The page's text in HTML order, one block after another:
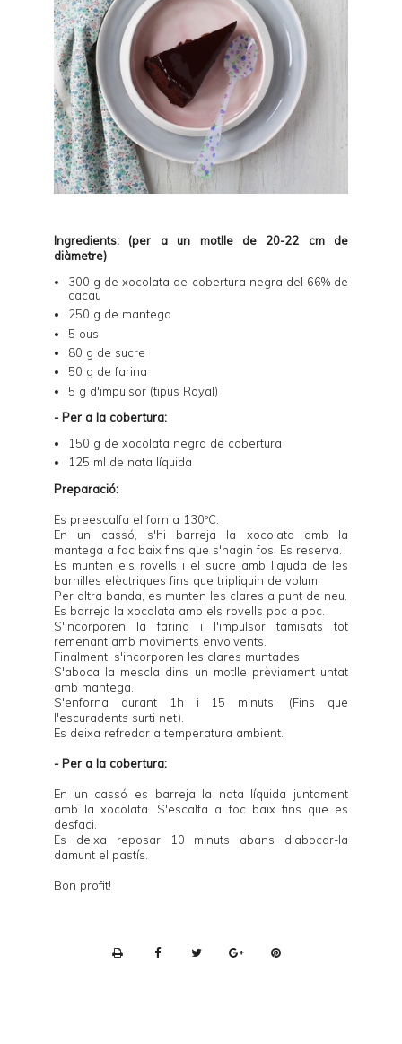
Ingredients: (per a un motlle de 20-22 cm de
diàmetre)
300 g de xocolata de cobertura negra del 66% de
cacau
250 g de mantega
5 ous
80 g de sucre
50 g de farina
5 g d'impulsor (tipus Royal)
- Per a la cobertura:
150 g de xocolata negra de cobertura
125 ml de nata líquida
Preparació:
Es preescalfa el forn a 130ºC.
En un cassó, s'hi barreja la xocolata amb la
mantega a foc baix fins que s'hagin fos. Es reserva.
Es munten els rovells i el sucre amb l'ajuda de les
barnilles elèctriques fins que tripliquin de volum.
Per altra banda, es munten les clares a punt de neu.
Es barreja la xocolata amb els rovells poc a poc.
S'incorporen la farina i l'impulsor tamisats tot
remenant amb moviments envolvents.
Finalment, s'incorporen les clares muntades.
S'aboca la mescla dins un motlle prèviament untat
amb mantega.
S'enforna durant 1h i 15 minuts. (Fins que
l'escuradents surti net).
Es deixa refredar a temperatura ambient.
- Per a la cobertura:
En un cassó es barreja la nata líquida juntament
amb la xocolata. S'escalfa a foc baix fins que es
desfaci.
Es deixa reposar 10 minuts abans d'abocar-la
damunt el pastís.
Bon profit!